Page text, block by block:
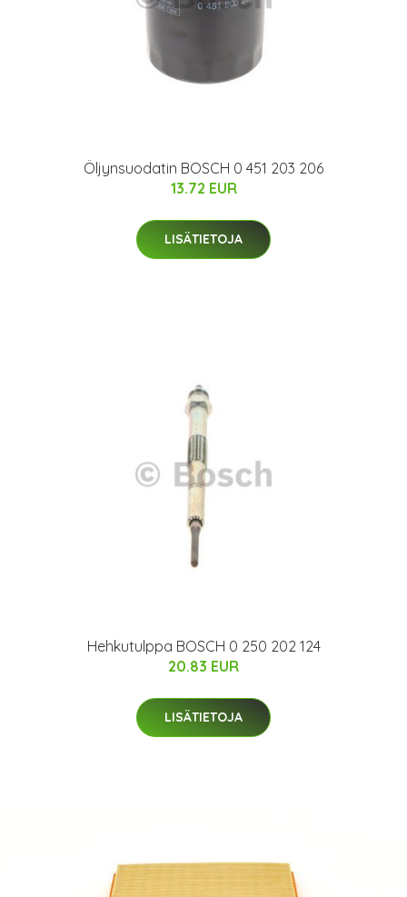
Öljynsuodatin BOSCH 0 451 203 206
13.72 EUR
LISÄTIETOJA
Hehkutulppa BOSCH 0 250 202 124
20.83 EUR
LISÄTIETOJA